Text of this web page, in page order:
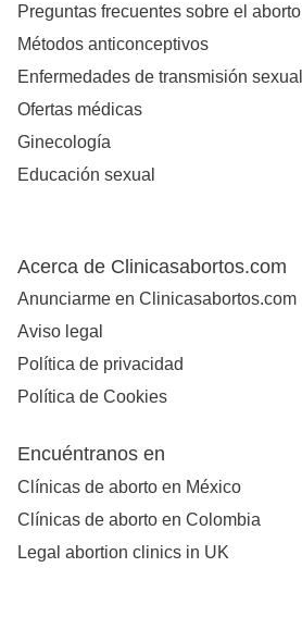
Preguntas frecuentes sobre el aborto
Métodos anticonceptivos
Enfermedades de transmisión sexual
Ofertas médicas
Ginecología
Educación sexual
Acerca de Clinicasabortos.com
Anunciarme en Clinicasabortos.com
Aviso legal
Política de privacidad
Política de Cookies
Encuéntranos en
Clínicas de aborto en México
Clínicas de aborto en Colombia
Legal abortion clinics in UK